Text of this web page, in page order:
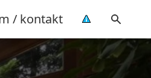
/ kontakt